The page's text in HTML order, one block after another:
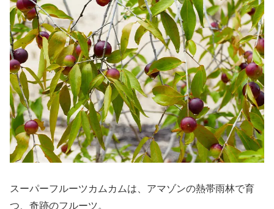
スーパーフルーツカムカムは、アマゾンの熱帯雨林で育
つ、奇跡のフルーツ。